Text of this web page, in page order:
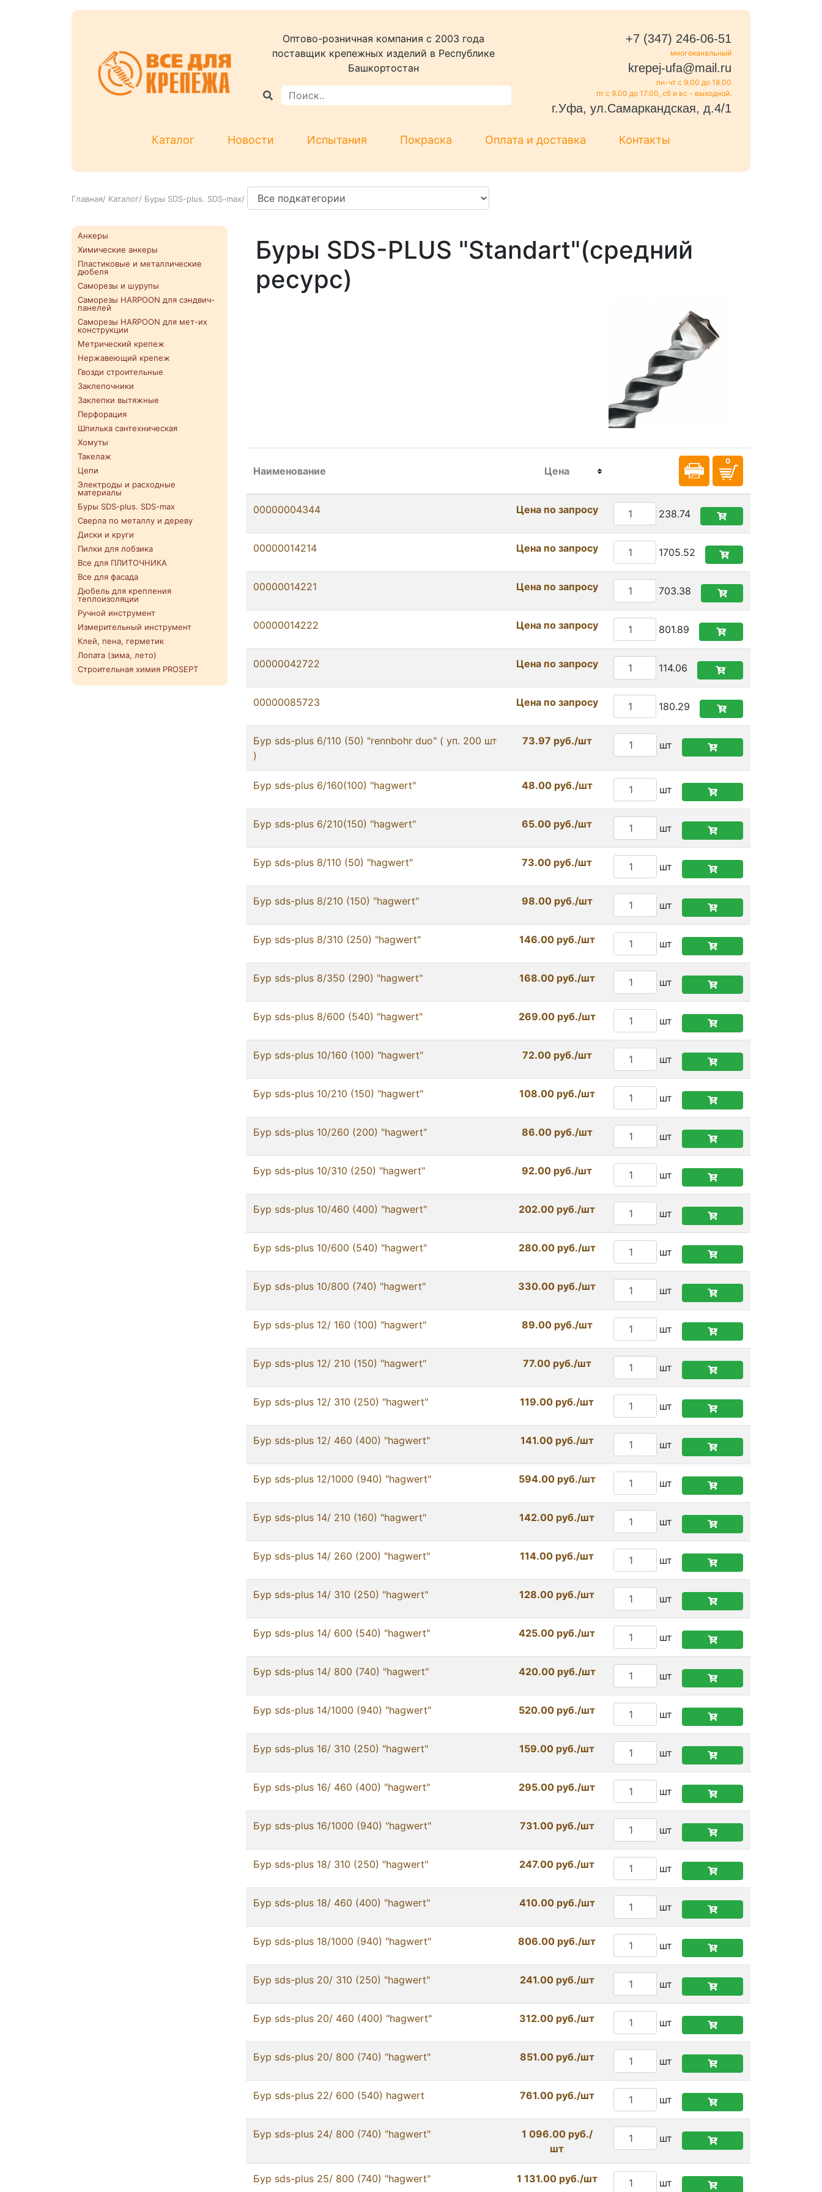
Оптово-розничная компания c 2003 года
поставщик крепежных изделий в Республике
Башкортостан
+7 (347) 246-06-51
многоканальный
krepej-ufa@mail.ru
пн-чт с 9.00 до 18.00
пт с 9.00 до 17.00, сб и вс - выходной.
г.Уфа, ул.Самаркандская, д.4/1
Каталог Новости Испытания Покраска Оплата и доставка Контакты
Главная/ Каталог/ Буры SDS-plus. SDS-max/
Анкеры
Химические анкеры
Пластиковые и металлические
дюбеля
Саморезы и шурупы
Саморезы HARPOON для сэндвич-
панелей
Саморезы HARPOON для мет-их
конструкции
Метрический крепеж
Нержавеющий крепеж
Гвозди строительные
Заклепочники
Заклепки вытяжные
Перфорация
Шпилька сантехническая
Хомуты
Такелаж
Цепи
Электроды и расходные
материалы
Буры SDS-plus. SDS-max
Сверла по металлу и дереву
Диски и круги
Пилки для лобзика
Все для ПЛИТОЧНИКА
Все для фасада
Дюбель для крепления
теплоизоляции
Ручной инструмент
Измерительный инструмент
Клей, пена, герметик
Лопата (зима, лето)
Строительная химия PROSEPT
Буры SDS-PLUS "Standart"(средний
ресурс)
Наименование Цена
00000004344 Цена по запросу 238.74
00000014214 Цена по запросу 1705.52
00000014221 Цена по запросу 703.38
00000014222 Цена по запросу 801.89
00000042722 Цена по запросу 114.06
00000085723 Цена по запросу 180.29
Бур sds-plus 6/110 (50) "rennbohr duo" ( уп. 200 шт
)
73.97 руб./шт шт
Бур sds-plus 6/160(100) "hagwert" 48.00 руб./шт шт
Бур sds-plus 6/210(150) "hagwert" 65.00 руб./шт шт
Бур sds-plus 8/110 (50) "hagwert" 73.00 руб./шт шт
Бур sds-plus 8/210 (150) "hagwert" 98.00 руб./шт шт
Бур sds-plus 8/310 (250) "hagwert" 146.00 руб./шт шт
Бур sds-plus 8/350 (290) "hagwert" 168.00 руб./шт шт
Бур sds-plus 8/600 (540) "hagwert" 269.00 руб./шт шт
Бур sds-plus 10/160 (100) "hagwert" 72.00 руб./шт шт
Бур sds-plus 10/210 (150) "hagwert" 108.00 руб./шт шт
Бур sds-plus 10/260 (200) "hagwert" 86.00 руб./шт шт
Бур sds-plus 10/310 (250) "hagwert" 92.00 руб./шт шт
Бур sds-plus 10/460 (400) "hagwert" 202.00 руб./шт шт
Бур sds-plus 10/600 (540) "hagwert" 280.00 руб./шт шт
Бур sds-plus 10/800 (740) "hagwert" 330.00 руб./шт шт
Бур sds-plus 12/ 160 (100) "hagwert" 89.00 руб./шт шт
Бур sds-plus 12/ 210 (150) "hagwert" 77.00 руб./шт шт
Бур sds-plus 12/ 310 (250) "hagwert" 119.00 руб./шт шт
Бур sds-plus 12/ 460 (400) "hagwert" 141.00 руб./шт шт
Бур sds-plus 12/1000 (940) "hagwert" 594.00 руб./шт шт
Бур sds-plus 14/ 210 (160) "hagwert" 142.00 руб./шт шт
Бур sds-plus 14/ 260 (200) "hagwert" 114.00 руб./шт шт
Бур sds-plus 14/ 310 (250) "hagwert" 128.00 руб./шт шт
Бур sds-plus 14/ 600 (540) "hagwert" 425.00 руб./шт шт
Бур sds-plus 14/ 800 (740) "hagwert" 420.00 руб./шт шт
Бур sds-plus 14/1000 (940) "hagwert" 520.00 руб./шт шт
Бур sds-plus 16/ 310 (250) "hagwert" 159.00 руб./шт шт
Бур sds-plus 16/ 460 (400) "hagwert" 295.00 руб./шт шт
Бур sds-plus 16/1000 (940) "hagwert" 731.00 руб./шт шт
Бур sds-plus 18/ 310 (250) "hagwert" 247.00 руб./шт шт
Бур sds-plus 18/ 460 (400) "hagwert" 410.00 руб./шт шт
Бур sds-plus 18/1000 (940) "hagwert" 806.00 руб./шт шт
Бур sds-plus 20/ 310 (250) "hagwert" 241.00 руб./шт шт
Бур sds-plus 20/ 460 (400) "hagwert" 312.00 руб./шт шт
Бур sds-plus 20/ 800 (740) "hagwert" 851.00 руб./шт шт
Бур sds-plus 22/ 600 (540) hagwert 761.00 руб./шт шт
Бур sds-plus 24/ 800 (740) "hagwert"
1 096.00 руб./
шт
шт
Бур sds-plus 25/ 800 (740) "hagwert" 1 131.00 руб./шт шт